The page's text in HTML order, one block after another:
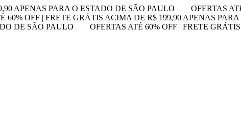
APENAS PARA O ESTADO DE SÃO PAULO
OFERTAS
60% OFF | FRETE GRÁTIS ACIMA DE R$ 199,90 APENAS
DE SÃO PAULO
OFERTAS ATÉ 60% OFF | FRETE